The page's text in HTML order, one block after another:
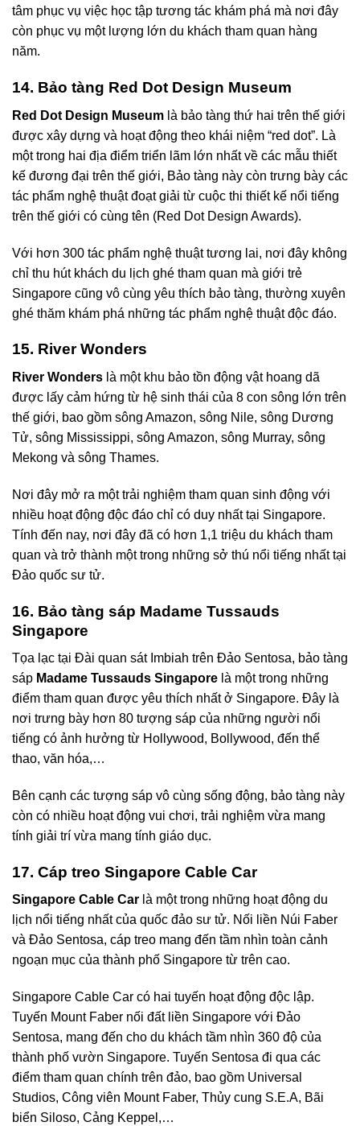
tâm phục vụ việc học tập tương tác khám phá mà nơi đây
còn phục vụ một lượng lớn du khách tham quan hàng
năm.
14. Bảo tàng Red Dot Design Museum
Red Dot Design Museum là bảo tàng thứ hai trên thế giới
được xây dựng và hoạt động theo khái niệm “red dot”. Là
một trong hai địa điểm triển lãm lớn nhất về các mẫu thiết
kế đương đại trên thế giới, Bảo tàng này còn trưng bày các
tác phẩm nghệ thuật đoạt giải từ cuộc thi thiết kế nổi tiếng
trên thế giới có cùng tên (Red Dot Design Awards).
Với hơn 300 tác phẩm nghệ thuật tương lai, nơi đây không
chỉ thu hút khách du lịch ghé tham quan mà giới trẻ
Singapore cũng vô cùng yêu thích bảo tàng, thường xuyên
ghé thăm khám phá những tác phẩm nghệ thuật độc đáo.
15. River Wonders
River Wonders là một khu bảo tồn động vật hoang dã
được lấy cảm hứng từ hệ sinh thái của 8 con sông lớn trên
thế giới, bao gồm sông Amazon, sông Nile, sông Dương
Tử, sông Mississippi, sông Amazon, sông Murray, sông
Mekong và sông Thames.
Nơi đây mở ra một trải nghiệm tham quan sinh động với
nhiều hoạt động độc đáo chỉ có duy nhất tại Singapore.
Tính đến nay, nơi đây đã có hơn 1,1 triệu du khách tham
quan và trở thành một trong những sở thú nổi tiếng nhất tại
Đảo quốc sư tử.
16. Bảo tàng sáp Madame Tussauds
Singapore
Tọa lạc tại Đài quan sát Imbiah trên Đảo Sentosa, bảo tàng
sáp Madame Tussauds Singapore là một trong những
điểm tham quan được yêu thích nhất ở Singapore. Đây là
nơi trưng bày hơn 80 tượng sáp của những người nổi
tiếng có ảnh hưởng từ Hollywood, Bollywood, đến thể
thao, văn hóa,…
Bên cạnh các tượng sáp vô cùng sống động, bảo tàng này
còn có nhiều hoạt động vui chơi, trải nghiệm vừa mang
tính giải trí vừa mang tính giáo dục.
17. Cáp treo Singapore Cable Car
Singapore Cable Car là một trong những hoạt động du
lịch nổi tiếng nhất của quốc đảo sư tử. Nối liền Núi Faber
và Đảo Sentosa, cáp treo mang đến tầm nhìn toàn cảnh
ngoạn mục của thành phố Singapore từ trên cao.
Singapore Cable Car có hai tuyến hoạt động độc lập.
Tuyến Mount Faber nối đất liền Singapore với Đảo
Sentosa, mang đến cho du khách tầm nhìn 360 độ của
thành phố vườn Singapore. Tuyến Sentosa đi qua các
điểm tham quan chính trên đảo, bao gồm Universal
Studios, Công viên Mount Faber, Thủy cung S.E.A, Bãi
biển Siloso, Cảng Keppel,…